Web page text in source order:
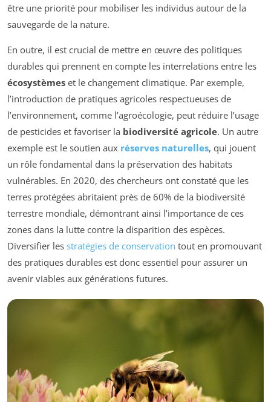
être une priorité pour mobiliser les individus autour de la
sauvegarde de la nature.
En outre, il est crucial de mettre en œuvre des politiques
durables qui prennent en compte les interrelations entre les
écosystèmes et le changement climatique. Par exemple,
l’introduction de pratiques agricoles respectueuses de
l’environnement, comme l’agroécologie, peut réduire l’usage
de pesticides et favoriser la biodiversité agricole. Un autre
exemple est le soutien aux réserves naturelles, qui jouent
un rôle fondamental dans la préservation des habitats
vulnérables. En 2020, des chercheurs ont constaté que les
terres protégées abritaient près de 60% de la biodiversité
terrestre mondiale, démontrant ainsi l’importance de ces
zones dans la lutte contre la disparition des espèces.
Diversifier les stratégies de conservation tout en promouvant
des pratiques durables est donc essentiel pour assurer un
avenir viables aux générations futures.